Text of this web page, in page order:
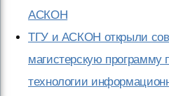
АСКОН
ТГУ и АСКОН открыли
магистерскую программу
технологии